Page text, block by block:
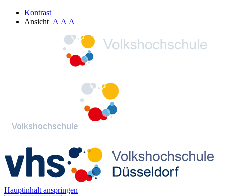
Kontrast
Ansicht A A A
Hauptinhalt anspringen